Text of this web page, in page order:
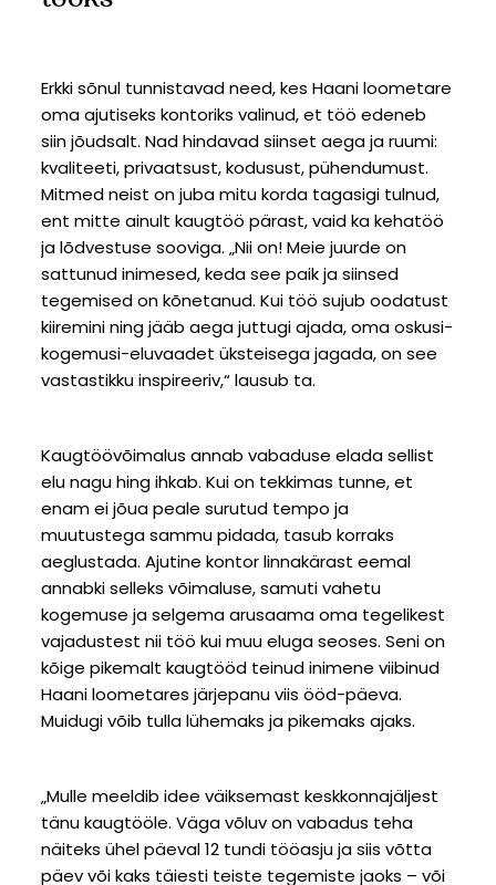
Erkki sõnul tunnistavad need, kes Haani loometare
oma ajutiseks kontoriks valinud, et töö edeneb
siin jõudsalt. Nad hindavad siinset aega ja ruumi:
kvaliteeti, privaatsust, kodusust, pühendumust.
Mitmed neist on juba mitu korda tagasigi tulnud,
ent mitte ainult kaugtöö pärast, vaid ka kehatöö
ja lõdvestuse sooviga. „Nii on! Meie juurde on
sattunud inimesed, keda see paik ja siinsed
tegemised on kõnetanud. Kui töö sujub oodatust
kiiremini ning jääb aega juttugi ajada, oma oskusi-
kogemusi-eluvaadet üksteisega jagada, on see
vastastikku inspireeriv,“ lausub ta.
Kaugtöövõimalus annab vabaduse elada sellist
elu nagu hing ihkab. Kui on tekkimas tunne, et
enam ei jõua peale surutud tempo ja
muutustega sammu pidada, tasub korraks
aeglustada. Ajutine kontor linnakärast eemal
annabki selleks võimaluse, samuti vahetu
kogemuse ja selgema arusaama oma tegelikest
vajadustest nii töö kui muu eluga seoses. Seni on
kõige pikemalt kaugtööd teinud inimene viibinud
Haani loometares järjepanu viis ööd-päeva.
Muidugi võib tulla lühemaks ja pikemaks ajaks.
„Mulle meeldib idee väiksemast keskkonnajäljest
tänu kaugtööle. Väga võluv on vabadus teha
näiteks ühel päeval 12 tundi tööasju ja siis võtta
päev või kaks täiesti teiste tegemiste jaoks – või